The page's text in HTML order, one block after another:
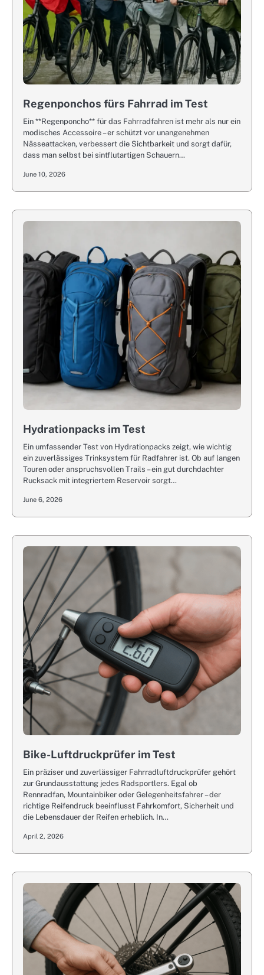
Regenponchos fürs Fahrrad im Test
Ein **Regenponcho** für das Fahrradfahren ist mehr als nur ein
modisches Accessoire – er schützt vor unangenehmen
Nässeattacken, verbessert die Sichtbarkeit und sorgt dafür,
dass man selbst bei sintflutartigen Schauern…
June 10, 2026
Hydrationpacks im Test
Ein umfassender Test von Hydrationpacks zeigt, wie wichtig
ein zuverlässiges Trinksystem für Radfahrer ist. Ob auf langen
Touren oder anspruchsvollen Trails – ein gut durchdachter
Rucksack mit integriertem Reservoir sorgt…
June 6, 2026
Bike-Luftdruckprüfer im Test
Ein präziser und zuverlässiger Fahrradluftdruckprüfer gehört
zur Grundausstattung jedes Radsportlers. Egal ob
Rennradfan, Mountainbiker oder Gelegenheitsfahrer – der
richtige Reifendruck beeinflusst Fahrkomfort, Sicherheit und
die Lebensdauer der Reifen erheblich. In…
April 2, 2026